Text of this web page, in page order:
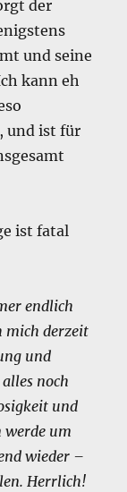
der
und seine
kann eh
und ist für
ist fatal
endlich
mich derzeit
und
noch
und
werde um
wieder –
Herrlich!